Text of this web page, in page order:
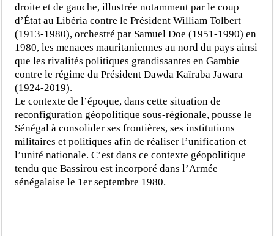
droite et de gauche, illustrée notamment par le coup
d’État au Libéria contre le Président William Tolbert
(1913-1980), orchestré par Samuel Doe (1951-1990) en
1980, les menaces mauritaniennes au nord du pays ainsi
que les rivalités politiques grandissantes en Gambie
contre le régime du Président Dawda Kaïraba Jawara
(1924-2019).
Le contexte de l’époque, dans cette situation de
reconfiguration géopolitique sous-régionale, pousse le
Sénégal à consolider ses frontières, ses institutions
militaires et politiques afin de réaliser l’unification et
l’unité nationale. C’est dans ce contexte géopolitique
tendu que Bassirou est incorporé dans l’Armée
sénégalaise le 1er septembre 1980.